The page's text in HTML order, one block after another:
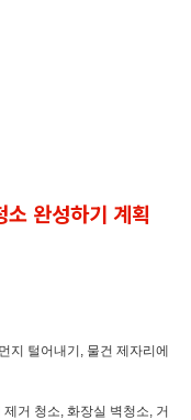
완성하기 계획
지 털어내기, 물건 제자리에
거 청소, 화장실 벽청소, 거